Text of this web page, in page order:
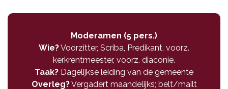
Moderamen (5 pers.)
Wie?Voorzitter, Scriba, Predikant, voorz.
kerkrentmeester, voorz. diaconie.
Taak? Dagelijkse leiding van de gemeente
Overleg?Vergadert maandelijks; belt/mailt